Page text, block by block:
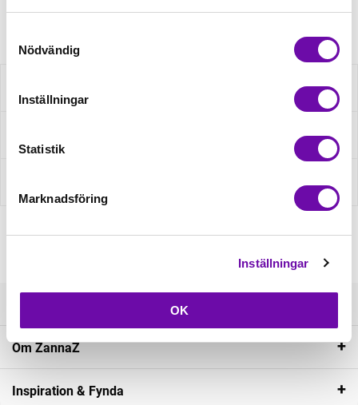
Nödvändig
Inställningar
Statistik
Marknadsföring
Inställningar
OK
Artikelnr: 200126412
Om ZannaZ
Inspiration & Fynda